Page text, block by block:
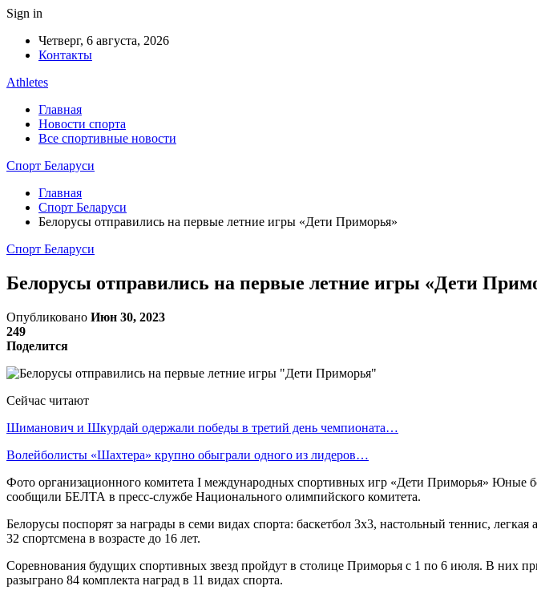
Sign in
Четверг, 6 августа, 2026
Контакты
Athletes
Главная
Новости спорта
Все спортивные новости
Спорт Беларуси
Главная
Спорт Беларуси
Белорусы отправились на первые летние игры «Дети Приморья»
Спорт Беларуси
Белорусы отправились на первые летние игры «Дети
Опубликовано Июн 30, 2023
249
Поделится
Сейчас читают
Шиманович и Шкурдай одержали победы в третий день чемпионата…
Волейболисты «Шахтера» крупно обыграли одного из лидеров…
Фото организационного комитета I международных спортивных игр «Дети Приморья» Юные
сообщили БЕЛТА в пресс-службе Национального олимпийского комитета.
Белорусы поспорят за награды в семи видах спорта: баскетбол 3х3, настольный теннис,
32 спортсмена в возрасте до 16 лет.
Соревнования будущих спортивных звезд пройдут в столице Приморья с 1 по 6 июля. В них
разыграно 84 комплекта наград в 11 видах спорта.